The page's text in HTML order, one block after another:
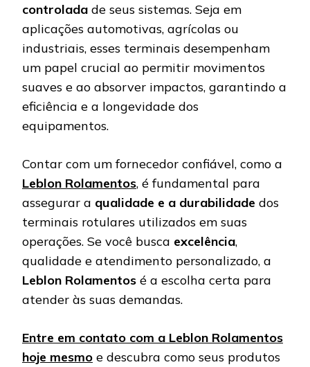
controlada de seus sistemas. Seja em
aplicações automotivas, agrícolas ou
industriais, esses terminais desempenham
um papel crucial ao permitir movimentos
suaves e ao absorver impactos, garantindo a
eficiência e a longevidade dos
equipamentos.
Contar com um fornecedor confiável, como a
Leblon Rolamentos, é fundamental para
assegurar a qualidade e a durabilidade dos
terminais rotulares utilizados em suas
operações. Se você busca excelência,
qualidade e atendimento personalizado, a
Leblon Rolamentos é a escolha certa para
atender às suas demandas.
Entre em contato com a Leblon Rolamentos
hoje mesmo e descubra como seus produtos